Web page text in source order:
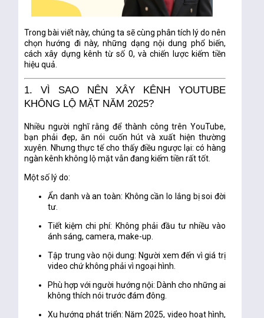
Trong bài viết này, chúng ta sẽ cùng phân tích lý do nên
chọn hướng đi này, những dạng nội dung phổ biến,
cách xây dựng kênh từ số 0, và chiến lược kiếm tiền
hiệu quả.
1. VÌ SAO NÊN XÂY KÊNH YOUTUBE
KHÔNG LỘ MẶT NĂM 2025?
Nhiều người nghĩ rằng để thành công trên YouTube,
bạn phải đẹp, ăn nói cuốn hút và xuất hiện thường
xuyên. Nhưng thực tế cho thấy điều ngược lại:có hàng
ngàn kênh không lộ mặt vẫn đang kiếm tiền rất tốt
Một số lý do:
Ẩn danh và an toàn: Không cần lo lắng bị soi đời
tư.
Tiết kiệm chi phí: Không phải đầu tư nhiều vào
ánh sáng, camera, make-up.
Tập trung vào nội dung: Người xem đến vì giá trị
video chứ không phải vì ngoại hình.
Phù hợp với người hướng nội: Dành cho những ai
không thích nói trước đám đông.
Xu hướng phát triển: Năm 2025, video hoạt hình,